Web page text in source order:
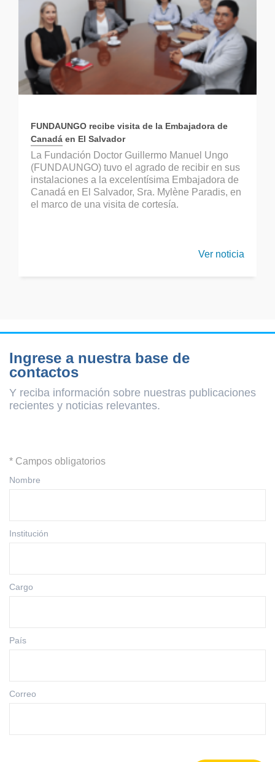
FUNDAUNGO recibe visita de la Embajadora de
Canadá en El Salvador
La Fundación Doctor Guillermo Manuel Ungo
(FUNDAUNGO) tuvo el agrado de recibir en sus
instalaciones a la excelentísima Embajadora de
Canadá en El Salvador, Sra. Mylène Paradis, en
el marco de una visita de cortesía.
Ver noticia
Ingrese a nuestra base de
contactos
Y reciba información sobre nuestras publicaciones
recientes y noticias relevantes.
* Campos obligatorios
Nombre
Institución
Cargo
País
Correo